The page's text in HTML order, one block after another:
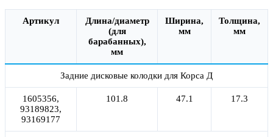
Артикул
Длина/диаметр
(для
барабанных),
мм
Ширина,
мм
Толщина,
мм
Задние дисковые колодки для Корса Д
1605356,
93189823,
93169177
101.8 47.1 17.3